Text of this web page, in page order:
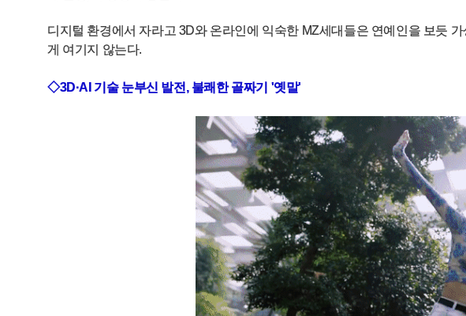
디지털 환경에서 자라고 3D와 온라인에 익숙한 MZ세대들은 연예인을 보듯
게 여기지 않는다.
◇3D·AI 기술 눈부신 발전, 불쾌한 골짜기 '옛말'